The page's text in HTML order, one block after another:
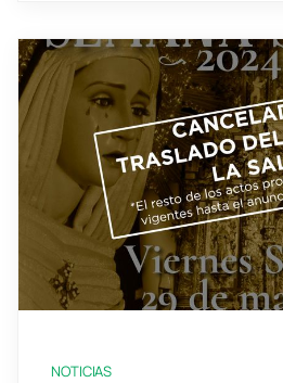
NOTICIAS